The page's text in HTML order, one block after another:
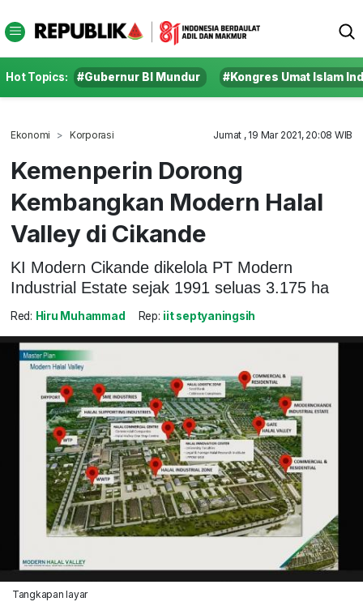
Hot Topics: #Gubernur BI Mundur #Kongres Umat Islam
Ekonomi Korporasi Jumat , 19 Mar 2021, 20:08 WIB
Kemenperin Dorong
Kembangkan Modern Halal
Valley di Cikande
KI Modern Cikande dikelola PT Modern
Industrial Estate sejak 1991 seluas 3.175 ha
Red: Hiru Muhammad Rep: iit septyaningsih
Tangkapan layar